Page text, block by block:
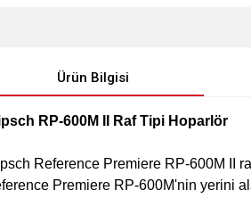
Ürün Bilgisi
RP-600M II Raf Tipi Hoparlör
Reference Premiere RP-600M II
Premiere RP-600M'nin yerini